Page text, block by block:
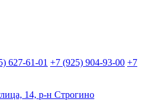
627-61-01 +7 (925) 904-93-00 +7
14, р-н Строгино